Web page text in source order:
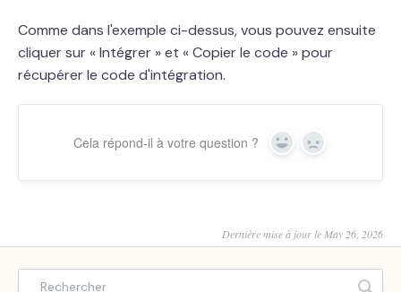
Comme dans l'exemple ci-dessus, vous pouvez ensuite
cliquer sur « Intégrer » et « Copier le code » pour
récupérer le code d'intégration.
Cela répond-il à votre question ? Yes No
Dernière mise à jour le May 26, 2026